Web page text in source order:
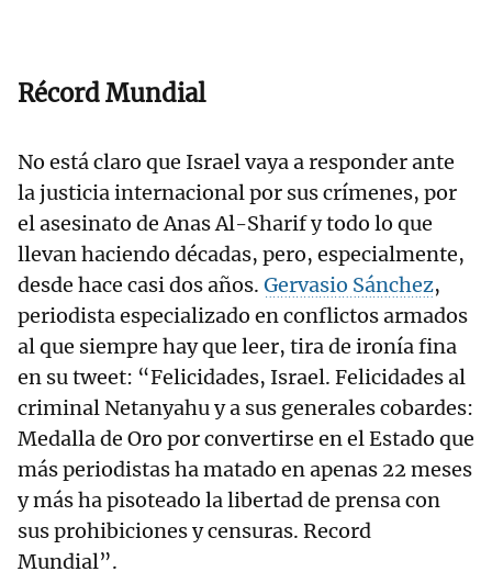
Récord Mundial
No está claro que Israel vaya a responder ante
la justicia internacional por sus crímenes, por
el asesinato de Anas Al-Sharif y todo lo que
llevan haciendo décadas, pero, especialmente,
desde hace casi dos años. Gervasio Sánchez,
periodista especializado en conflictos armados
al que siempre hay que leer, tira de ironía fina
en su tweet: “Felicidades, Israel. Felicidades al
criminal Netanyahu y a sus generales cobardes:
Medalla de Oro por convertirse en el Estado que
más periodistas ha matado en apenas 22 meses
y más ha pisoteado la libertad de prensa con
sus prohibiciones y censuras. Record
Mundial”.